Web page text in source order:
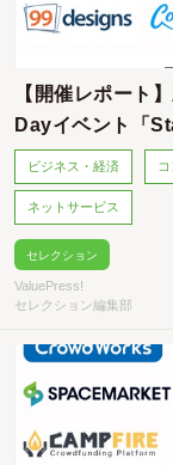
【開催レポート
Dayイベント「
ビジネス・経済
ネットサービス
セレクション
ValuePress!
セレクション編集部